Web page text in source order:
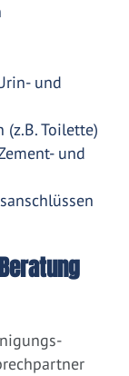
und
Toilette)
und